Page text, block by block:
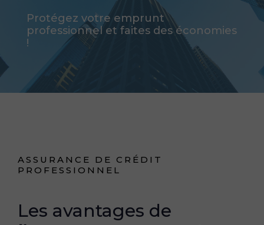
Protégez votre emprunt
professionnel et faites des économies
!
ASSURANCE DE CRÉDIT
PROFESSIONNEL
Les avantages de